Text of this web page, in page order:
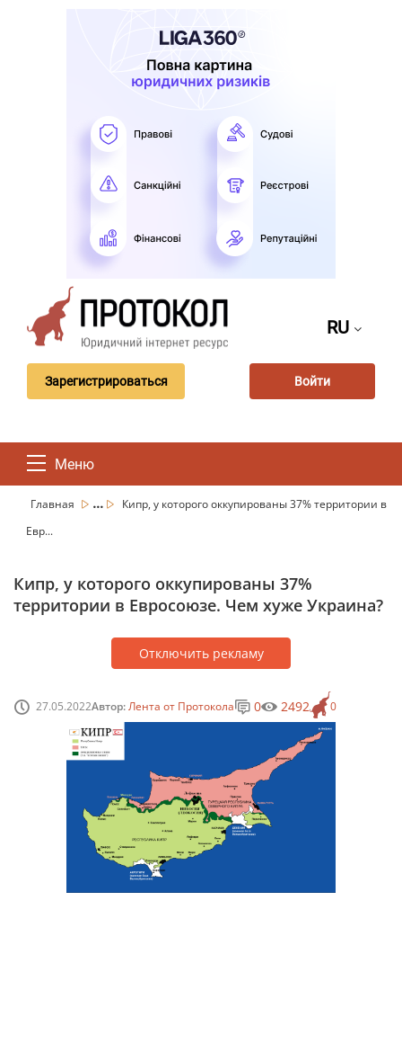
RU
Зарегистрироваться Войти
Меню
Главная ...
Кипр, у которого оккупированы 37% территории в
Евр...
Кипр, у которого оккупированы 37%
территории в Евросоюзе. Чем хуже Украина?
Отключить рекламу
27.05.2022Автор:Лента от Протокола 0
0 2492